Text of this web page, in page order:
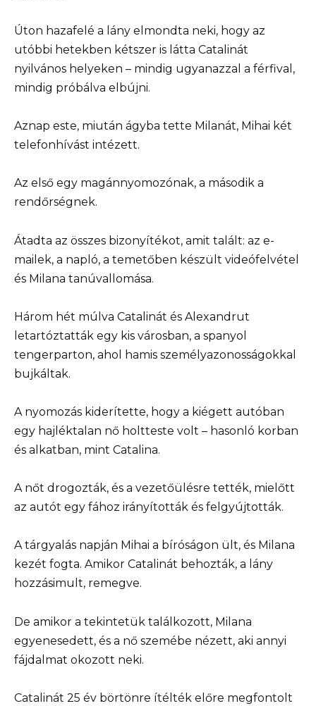
Úton hazafelé a lány elmondta neki, hogy az
utóbbi hetekben kétszer is látta Catalinát
nyilvános helyeken – mindig ugyanazzal a férfival,
mindig próbálva elbújni.
Aznap este, miután ágyba tette Milanát, Mihai két
telefonhívást intézett.
Az első egy magánnyomozónak, a második a
rendőrségnek.
Átadta az összes bizonyítékot, amit talált: az e-
mailek, a napló, a temetőben készült videófelvétel
és Milana tanúvallomása.
Három hét múlva Catalinát és Alexandrut
letartóztatták egy kis városban, a spanyol
tengerparton, ahol hamis személyazonosságokkal
bujkáltak.
A nyomozás kiderítette, hogy a kiégett autóban
egy hajléktalan nő holtteste volt – hasonló korban
és alkatban, mint Catalina.
A nőt drogozták, és a vezetőülésre tették, mielőtt
az autót egy fához irányították és felgyújtották.
A tárgyalás napján Mihai a bíróságon ült, és Milana
kezét fogta. Amikor Catalinát behozták, a lány
hozzásimult, remegve.
De amikor a tekintetük találkozott, Milana
egyenesedett, és a nő szemébe nézett, aki annyi
fájdalmat okozott neki.
Catalinát 25 év börtönre ítélték előre megfontolt